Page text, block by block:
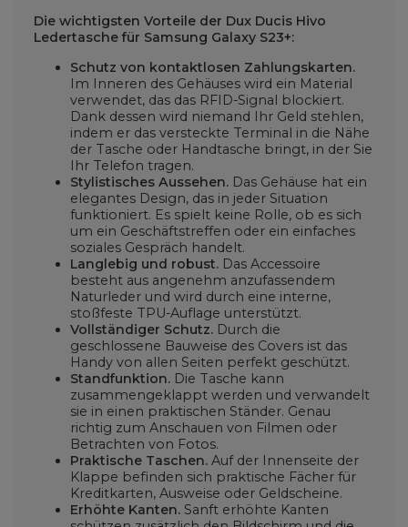
Die wichtigsten Vorteile der Dux Ducis Hivo
Ledertasche für Samsung Galaxy S23+:
Schutz von kontaktlosen Zahlungskarten.
Im Inneren des Gehäuses wird ein Material
verwendet, das das RFID-Signal blockiert.
Dank dessen wird niemand Ihr Geld stehlen,
indem er das versteckte Terminal in die Nähe
der Tasche oder Handtasche bringt, in der Sie
Ihr Telefon tragen.
Stylistisches Aussehen. Das Gehäuse hat ein
elegantes Design, das in jeder Situation
funktioniert. Es spielt keine Rolle, ob es sich
um ein Geschäftstreffen oder ein einfaches
soziales Gespräch handelt.
Langlebig und robust. Das Accessoire
besteht aus angenehm anzufassendem
Naturleder und wird durch eine interne,
stoßfeste TPU-Auflage unterstützt.
Vollständiger Schutz. Durch die
geschlossene Bauweise des Covers ist das
Handy von allen Seiten perfekt geschützt.
Standfunktion. Die Tasche kann
zusammengeklappt werden und verwandelt
sie in einen praktischen Ständer. Genau
richtig zum Anschauen von Filmen oder
Betrachten von Fotos.
Praktische Taschen. Auf der Innenseite der
Klappe befinden sich praktische Fächer für
Kreditkarten, Ausweise oder Geldscheine.
Erhöhte Kanten. Sanft erhöhte Kanten